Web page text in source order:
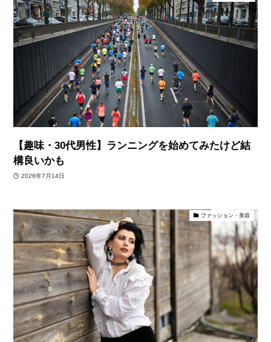
【趣味・30代男性】ランニングを始めてみたけど結
構良いかも
2026年7月14日
ファッション・美容